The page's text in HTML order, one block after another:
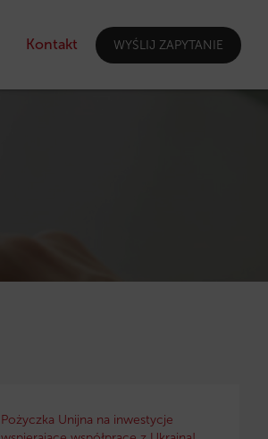
Kontakt WYŚLIJ ZAPYTANIE
Pożyczka Unijna na inwestycje